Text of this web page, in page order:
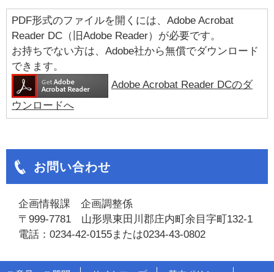
PDF形式のファイルを開くには、Adobe Acrobat
Reader DC（旧Adobe Reader）が必要です。
お持ちでない方は、Adobe社から無償でダウンロード
できます。
Adobe Acrobat Reader DCのダ
ウンロードへ
お問い合わせ
企画情報課 企画調整係
〒999-7781 山形県東田川郡庄内町余目字町132-1
電話：0234-42-0155または0234-43-0802